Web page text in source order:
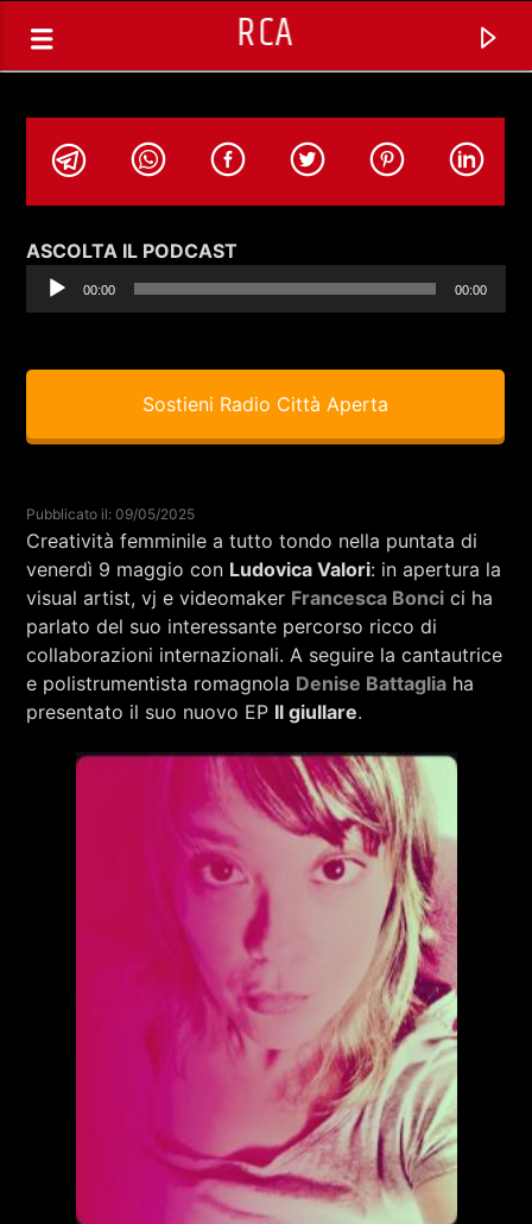
RCA
SELEZIONI MUSICALI
RCA - Radio città aperta
+393401974468
Sostieni Radio Città Aperta
ASCOLTA IL PODCAST
Player
00:00 00:00
Sostieni Radio Città Aperta
Pubblicato il: 09/05/2025
Creatività femminile a tutto tondo nella puntata di
venerdì 9 maggio con Ludovica Valori: in apertura la
visual artist, vj e videomaker Francesca Bonci ci ha
parlato del suo interessante percorso ricco di
collaborazioni internazionali. A seguire la cantautrice
e polistrumentista romagnola Denise Battaglia ha
presentato il suo nuovo EP Il giullare.